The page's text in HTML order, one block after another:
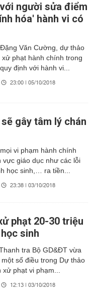
người sửa điểm
hóa' hành vi có
Văn Cường, dự thảo
xử phạt hành chính trong
định với hành vi...
23:00 | 05/10/2018
gây tâm lý chán
vi phạm hành chính
vực giáo dục như các lỗi
học sinh,… ra tiền...
23:38 | 03/10/2018
phạt 20-30 triệu
sinh
tra Bộ GD&ĐT vừa
số điều trong Dự thảo
xử phạt vi phạm...
12:13 | 03/10/2018